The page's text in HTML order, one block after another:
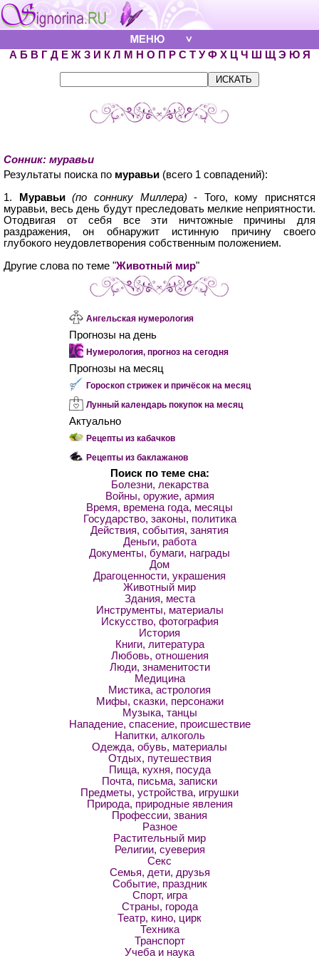
А Б В Г Д Е Ж З И К Л М Н О П Р С Т У Ф Х Ц Ч Ш Щ Э Ю Я
Сонник: муравьи
Результаты поиска по муравьи (всего 1 совпадений):
1.
Муравьи(по соннику Миллера) - Того, кому приснятся
муравьи, весь день будут преследовать мелкие неприятности.
Отодвигая от себя все эти ничтожные причины для
раздражения, он обнаружит истинную причину своего
глубокого неудовлетворения собственным положением.
Другие слова по теме "Животный мир"
Ангельская нумерология
Прогнозы на день
Нумерология, прогноз на сегодня
Прогнозы на месяц
Гороскоп стрижек и причёсок на месяц
Лунный календарь покупок на месяц
Актуально
Рецепты из кабачков
Рецепты из баклажанов
Поиск по теме сна:
Болезни, лекарства
Войны, оружие, армия
Время, времена года, месяцы
Государство, законы, политика
Действия, события, занятия
Деньги, работа
Документы, бумаги, награды
Дом
Драгоценности, украшения
Животный мир
Здания, места
Инструменты, материалы
Искусство, фотография
История
Книги, литература
Любовь, отношения
Люди, знаменитости
Медицина
Мистика, астрология
Мифы, сказки, персонажи
Музыка, танцы
Нападение, спасение, происшествие
Напитки, алкоголь
Одежда, обувь, материалы
Отдых, путешествия
Пища, кухня, посуда
Почта, письма, записки
Предметы, устройства, игрушки
Природа, природные явления
Профессии, звания
Разное
Растительный мир
Религии, суеверия
Секс
Семья, дети, друзья
Событие, праздник
Спорт, игра
Страны, города
Театр, кино, цирк
Техника
Транспорт
Учеба и наука